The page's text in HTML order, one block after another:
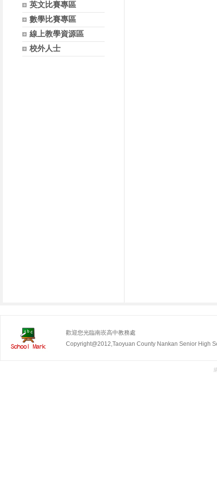
英文比賽專區
數學比賽專區
線上教學資源區
校外人士
歡迎您光臨南崁高中教務處
Copyright@2012,Taoyuan County Nankan Senior High